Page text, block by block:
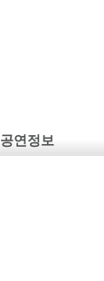
공연정보